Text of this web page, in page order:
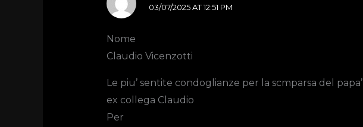
03/07/2025 AT 12:51 PM
Nome
Claudio Vicenzotti
Le piu’ sentite condoglianze per la scmparsa del papa’
ex collega Claudio
Per